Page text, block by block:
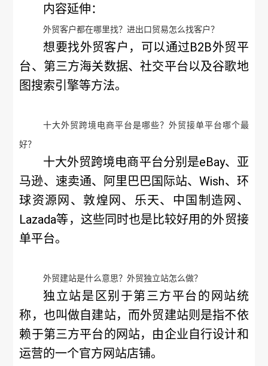
内容延伸：
外贸客户都在哪里找？进出口贸易怎么找客户？
想要找外贸客户，可以通过B2B外贸平
台、第三方海关数据、社交平台以及谷歌地
图搜索引擎等方法。
十大外贸跨境电商平台是哪些？外贸接单平台哪个最
好？
十大外贸跨境电商平台分别是eBay、亚
马逊、速卖通、阿里巴巴国际站、Wish、环
球资源网、敦煌网、乐天、中国制造网、
Lazada等，这些同时也是比较好用的外贸接
单平台。
外贸建站是什么意思？外贸独立站怎么做？
独立站是区别于第三方平台的网站统
称，也叫做自建站，而外贸建站则是指不依
赖于第三方平台的网站，由企业自行设计和
运营的一个官方网站店铺。